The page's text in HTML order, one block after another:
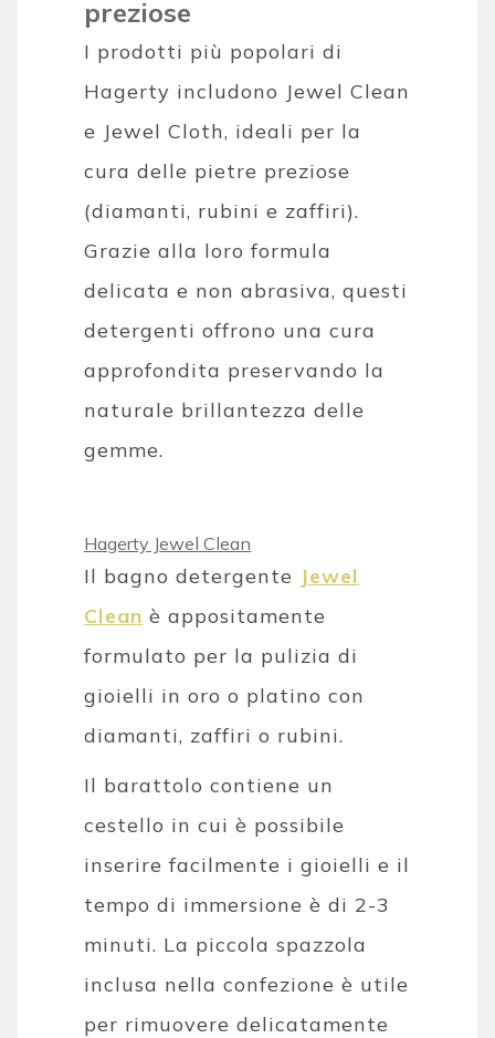
preziose
I prodotti più popolari di
Hagerty includono Jewel Clean
e Jewel Cloth, ideali per la
cura delle pietre preziose
(diamanti, rubini e zaffiri).
Grazie alla loro formula
delicata e non abrasiva, questi
detergenti offrono una cura
approfondita preservando la
naturale brillantezza delle
gemme.
Hagerty Jewel Clean
Il bagno detergente Jewel
Clean è appositamente
formulato per la pulizia di
gioielli in oro o platino con
diamanti, zaffiri o rubini.
Il barattolo contiene un
cestello in cui è possibile
inserire facilmente i gioielli e il
tempo di immersione è di 2-3
minuti. La piccola spazzola
inclusa nella confezione è utile
per rimuovere delicatamente